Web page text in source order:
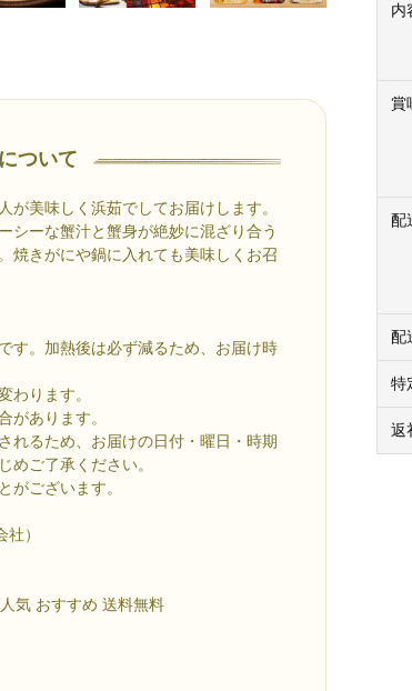
ついて
美味しく浜茹でしてお届けします。
シーな蟹汁と蟹身が絶妙に混ざり合う
焼きがにや鍋に入れても美味しくお召
す。加熱後は必ず減るため、お届け時
わります。
があります。
れるため、お届けの日付・曜日・時期
めご了承ください。
がございます。
）
気 おすすめ 送料無料
内
賞
配
配
特
返